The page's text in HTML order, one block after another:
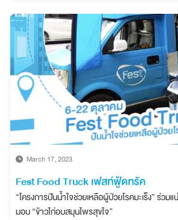
March 17, 2023
Fest Food Truck เฟสท์ฟู้ดทรัค
“โครงการปันน้ำใจช่วยเหลือผู้ป่วยโรคมะเร็ง” ร่ว
มอบ “ข้าวไก่อบสมุนไพรสุขใจ”